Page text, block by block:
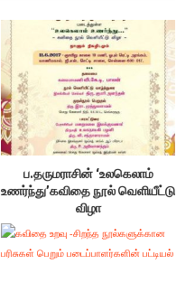
ப.தருமராசின் ‘உலகெலாம்
உணர்ந்து’கவிதை நூல் வெளியீட்டு
விழா